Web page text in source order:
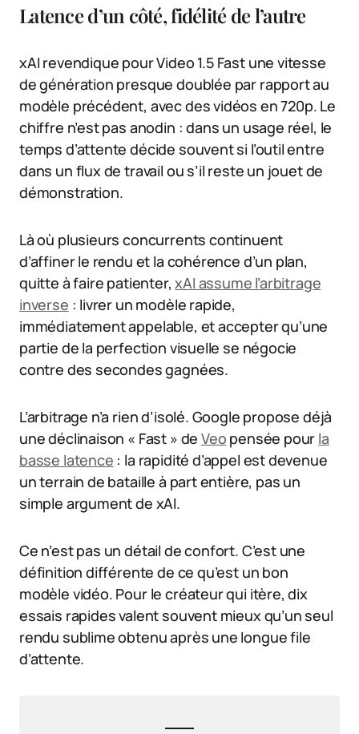
Latence d’un côté, fidélité de l’autre
xAI revendique pour Video 1.5 Fast une vitesse
de génération presque doublée par rapport au
modèle précédent, avec des vidéos en 720p. Le
chiffre n’est pas anodin : dans un usage réel, le
temps d’attente décide souvent si l’outil entre
dans un flux de travail ou s’il reste un jouet de
démonstration.
Là où plusieurs concurrents continuent
d’affiner le rendu et la cohérence d’un plan,
quitte à faire patienter,xAI assume l’arbitrage
inverse : livrer un modèle rapide,
immédiatement appelable, et accepter qu’une
partie de la perfection visuelle se négocie
contre des secondes gagnées.
L’arbitrage n’a rien d’isolé. Google propose déjà
une déclinaison « Fast » de Veo pensée pour la
basse latence : la rapidité d’appel est devenue
un terrain de bataille à part entière, pas un
simple argument de xAI.
Ce n’est pas un détail de confort. C’est une
définition différente de ce qu’est un bon
modèle vidéo. Pour le créateur qui itère, dix
essais rapides valent souvent mieux qu’un seul
rendu sublime obtenu après une longue file
d’attente.